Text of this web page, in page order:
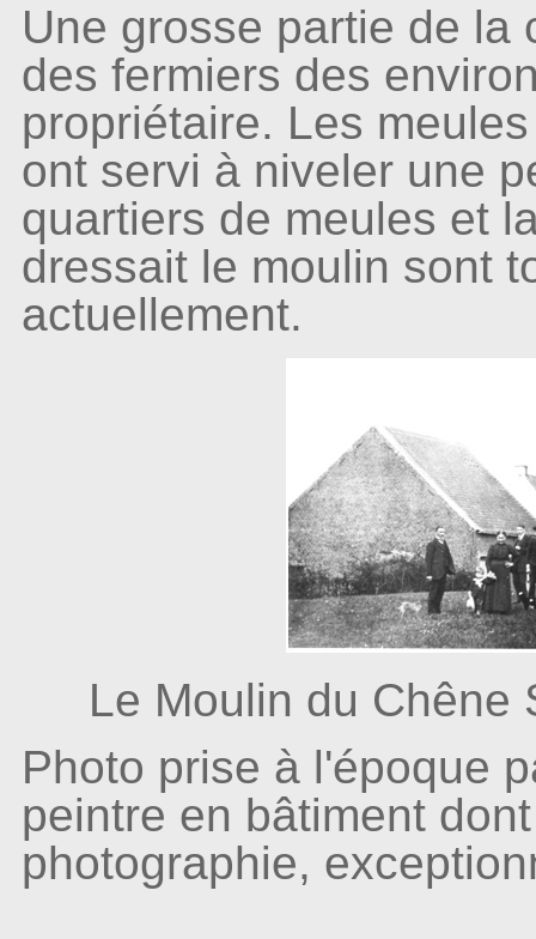
Une grosse partie de la
des fermiers des
propriétaire. Les
ont servi à niveler une
quartiers de meules et
dressait le moulin sont
actuellement.
Le Moulin du Chêne
Photo prise à l'époque
peintre en bâtiment
photographie,